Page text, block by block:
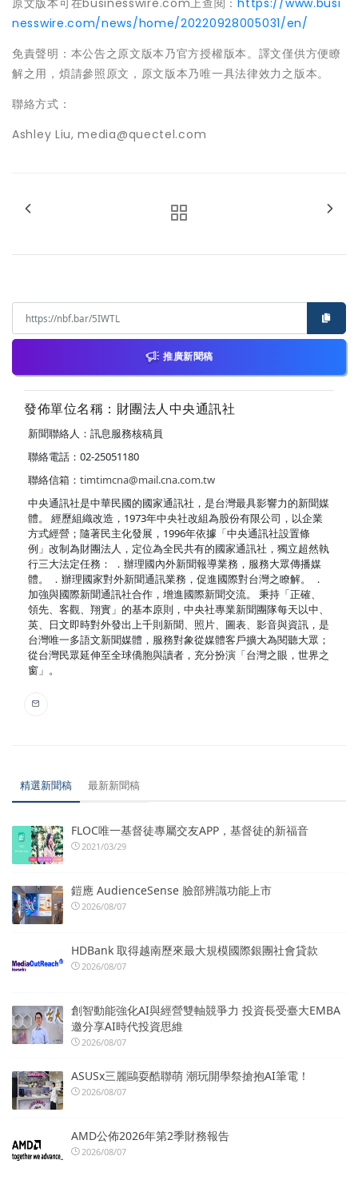
原文版本可在businesswire.com上查閱：https://www.busi
nesswire.com/news/home/20220928005031/en/
免責聲明：本公告之原文版本乃官方授權版本。譯文僅供方便瞭
解之用，煩請參照原文，原文版本乃唯一具法律效力之版本。
聯絡方式：
Ashley Liu, media@quectel.com
推廣新聞稿
發佈單位名稱：財團法人中央通訊社
新聞聯絡人：訊息服務核稿員
聯絡電話：02-25051180
聯絡信箱： timtimcna@mail.cna.com.tw
中央通訊社是中華民國的國家通訊社，是台灣最具影響力的新聞媒
體。 經歷組織改造，1973年中央社改組為股份有限公司，以企業
方式經營；隨著民主化發展，1996年依據「中央通訊社設置條
例」改制為財團法人，定位為全民共有的國家通訊社，獨立超然執
行三大法定任務： ．辦理國內外新聞報導業務，服務大眾傳播媒
體。 ．辦理國家對外新聞通訊業務，促進國際對台灣之瞭解。 ．
加強與國際新聞通訊社合作，增進國際新聞交流。 秉持「正確、
領先、客觀、翔實」的基本原則，中央社專業新聞團隊每天以中、
英、日文即時對外發出上千則新聞、照片、圖表、影音與資訊，是
台灣唯一多語文新聞媒體，服務對象從媒體客戶擴大為閱聽大眾；
從台灣民眾延伸至全球僑胞與讀者，充分扮演「台灣之眼，世界之
窗」。
精選新聞稿 最新新聞稿
FLOC唯一基督徒專屬交友APP，基督徒的新福音
2021/03/29
鎧應 AudienceSense 臉部辨識功能上市
2026/08/07
HDBank 取得越南歷來最大規模國際銀團社會貸款
2026/08/07
創智動能強化AI與經營雙軸競爭力 投資長受臺大EMBA
邀分享AI時代投資思維
2026/08/07
ASUSx三麗鷗耍酷聯萌 潮玩開學祭搶抱AI筆電！
2026/08/07
AMD公佈2026年第2季財務報告
2026/08/07